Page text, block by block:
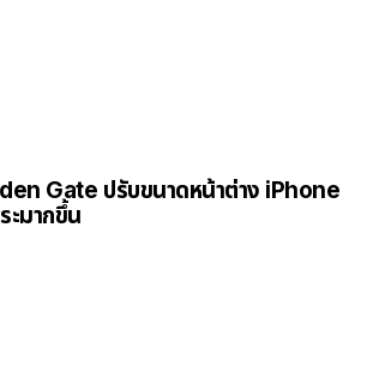
Gate ปรับขนาดหน้าต่าง iPhone
มากขึ้น